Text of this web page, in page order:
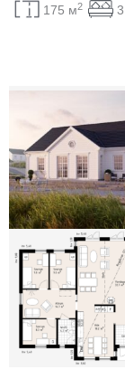
175 м2 3